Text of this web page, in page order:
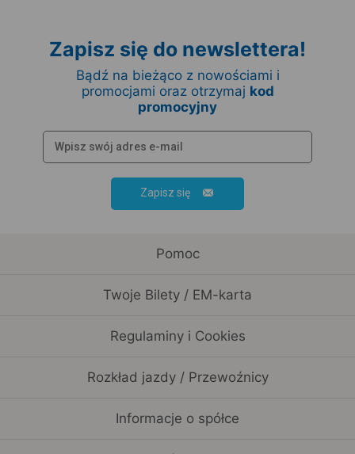
Zapisz się do newslettera!
Bądź na bieżąco z nowościami i
promocjami oraz otrzymaj kod
promocyjny
Zapisz się
Pomoc
Twoje Bilety / EM-karta
Regulaminy i Cookies
Rozkład jazdy / Przewoźnicy
Informacje o spółce